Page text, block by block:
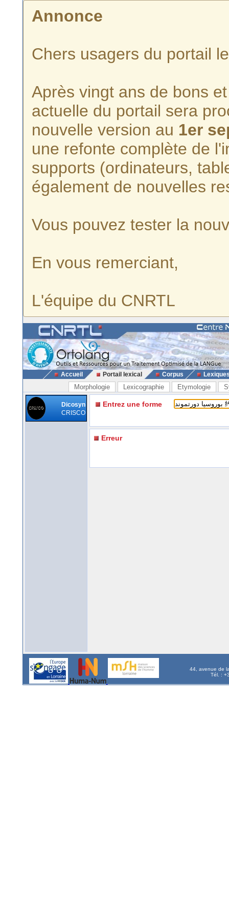
Annonce
Chers usagers du portail
Après vingt ans de bons
actuelle du portail sera
nouvelle version au 1er
une refonte complète de
supports (ordinateurs,
également de nouvelles
Vous pouvez tester la
En vous remerciant,
L'équipe du CNRTL
Accueil Portail lexical Corpus
Morphologie Lexicographie Etymologie
Dicosyn
CRISCO
Entrez une forme
Erreur
44, avenue de
Tél. :